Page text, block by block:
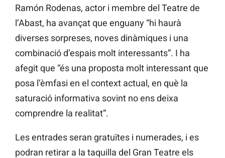
Ramón Rodenas, actor i membre del Teatre de
l’Abast, ha avançat que enguany “hi haurà
diverses sorpreses, noves dinàmiques i una
combinació d’espais molt interessants”. I ha
afegit que “és una proposta molt interessant que
posa l’èmfasi en el context actual, en què la
saturació informativa sovint no ens deixa
comprendre la realitat”.
Les entrades seran gratuïtes i numerades, i es
podran retirar a la taquilla del Gran Teatre els